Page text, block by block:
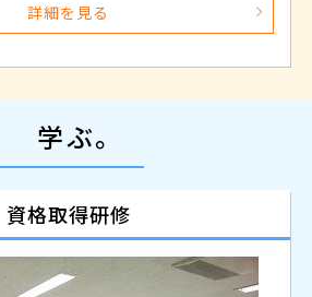
詳細を見る
学ぶ。
格取得研修